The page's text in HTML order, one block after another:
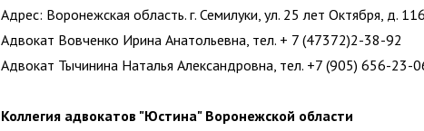
Адрес: Воронежская область. г. Семилуки, ул. 25 лет Октября, д. 116
Адвокат Вовченко Ирина Анатольевна, тел. + 7 (47372)2-38-92
Адвокат Тычинина Наталья Александровна, тел. +7 (905) 656-23-
Коллегия адвокатов "Юстина" Воронежской области